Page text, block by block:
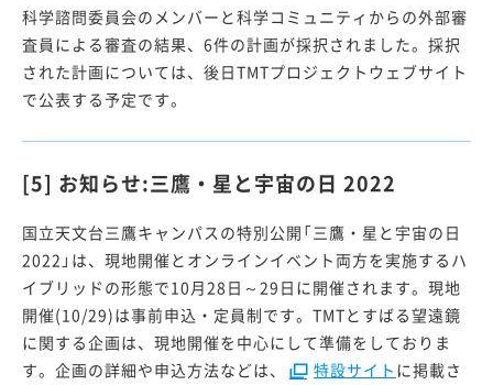
科学諮問委員会のメンバーと科学コミュニティからの外部審
査員による審査の結果、6件の計画が採択されました。採択
された計画については、後日TMTプロジェクトウェブサイト
で公表する予定です。
[5] お知らせ:三鷹・星と宇宙の日 2022
国立天文台三鷹キャンパスの特別公開「三鷹・星と宇宙の日
2022」は、現地開催とオンラインイベント両方を実施するハ
イブリッドの形態で10月28日～29日に開催されます。現地
開催(10/29)は事前申込・定員制です。TMTとすばる望遠鏡
に関する企画は、現地開催を中心にして準備をしておりま
す。企画の詳細や申込方法などは、
特設サイト に掲載さ